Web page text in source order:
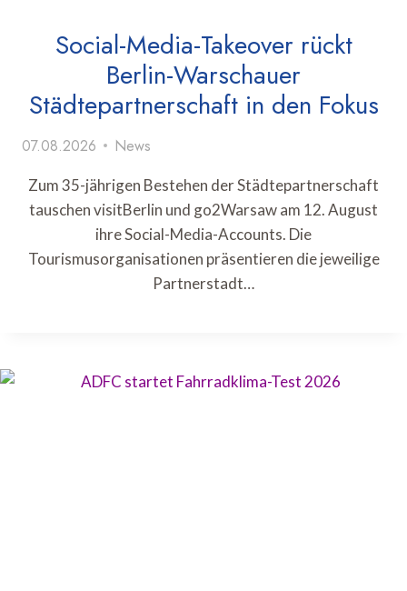
Social-Media-Takeover rückt
Berlin-Warschauer
Städtepartnerschaft in den Fokus
07.08.2026 News
Zum 35-jährigen Bestehen der Städtepartnerschaft
tauschen visitBerlin und go2Warsaw am 12. August
ihre Social-Media-Accounts. Die
Tourismusorganisationen präsentieren die jeweilige
Partnerstadt…